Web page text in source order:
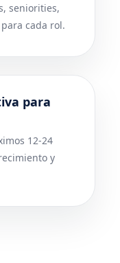
seniorities,
cada rol.
para
12-24
y